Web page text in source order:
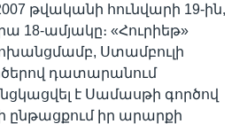
թվականի հունվարի 19-ին,
18-ամյակը։ «Հուրիեթ»
Ստամբուլի
դատարանում
է Սամասթի գործով
ընթացքում իր արարքի